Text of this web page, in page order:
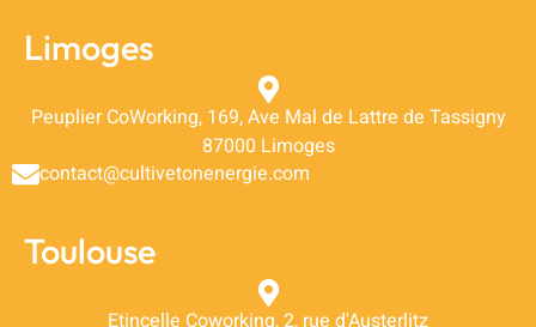
Limoges
Peuplier CoWorking, 169, Ave Mal de Lattre de Tassigny
87000 Limoges
contact@cultivetonenergie.com
Toulouse
Etincelle Coworking, 2, rue d'Austerlitz